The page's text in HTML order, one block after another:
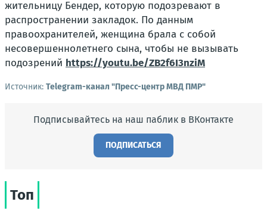
жительницу Бендер, которую подозревают в
распространении закладок. По данным
правоохранителей, женщина брала с собой
несовершеннолетнего сына, чтобы не вызывать
подозрений https://youtu.be/ZB2f6I3nziM
Источник: Telegram-канал "Пресс-центр МВД ПМР"
Подписывайтесь на наш паблик в ВКонтакте
ПОДПИСАТЬСЯ
Топ